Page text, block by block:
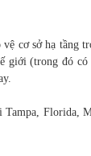
vệ cơ sở hạ tầng
giới (trong đó
Tampa, Florida,